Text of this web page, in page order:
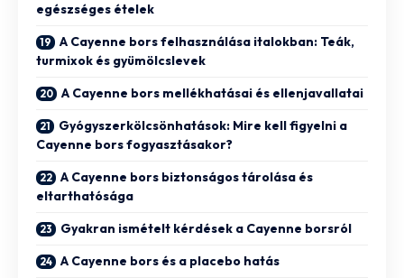
egészséges ételek
A Cayenne bors felhasználása italokban: Teák,
turmixok és gyümölcslevek
A Cayenne bors mellékhatásai és ellenjavallatai
Gyógyszerkölcsönhatások: Mire kell figyelni a
Cayenne bors fogyasztásakor?
A Cayenne bors biztonságos tárolása és
eltarthatósága
Gyakran ismételt kérdések a Cayenne borsról
A Cayenne bors és a placebo hatás